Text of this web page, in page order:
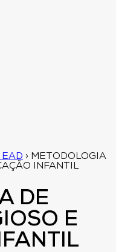
› METODOLOGIA
INFANTIL
DE
E